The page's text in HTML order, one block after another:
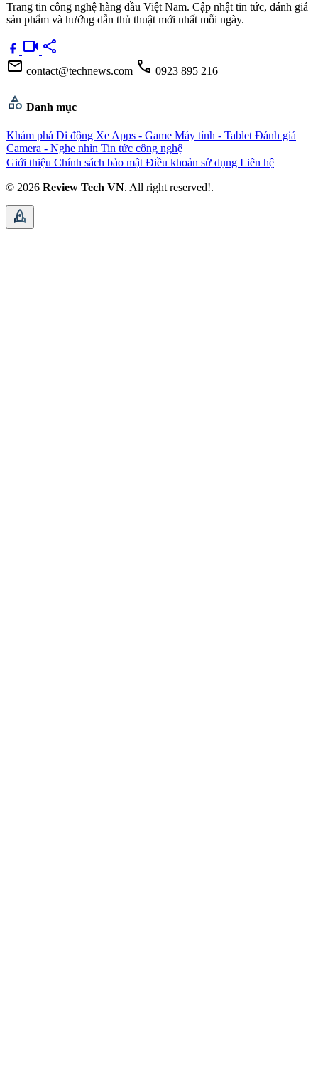
Trang tin công nghệ hàng đầu Việt Nam. Cập nhật tin tức, đánh giá
sản phẩm và hướng dẫn thủ thuật mới nhất mỗi ngày.
videocam share
mail contact@technews.com call 0923 895 216
category Danh mục
Khám phá Di động Xe Apps - Game Máy tính - Tablet Đánh giá
Camera - Nghe nhìn Tin tức công nghệ
Giới thiệu Chính sách bảo mật Điều khoản sử dụng Liên hệ
© 2026 Review Tech VN. All right reserved!.
rocket